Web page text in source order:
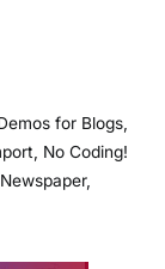
for Blogs,
No Coding!